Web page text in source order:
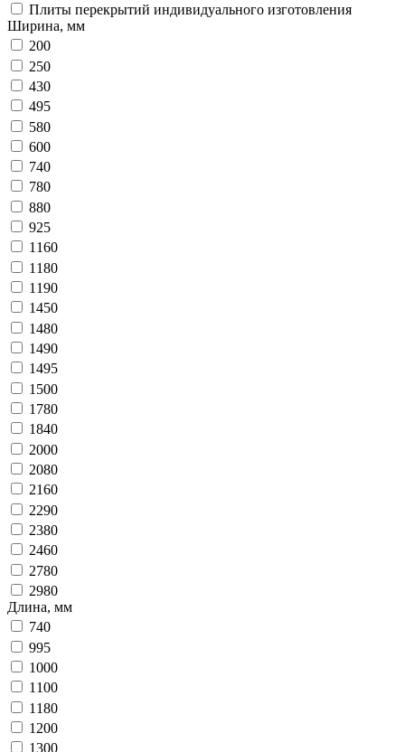
Плиты перекрытий индивидуального изготовления
Ширина, мм
200
250
430
495
580
600
740
780
880
925
1160
1180
1190
1450
1480
1490
1495
1500
1780
1840
2000
2080
2160
2290
2380
2460
2780
2980
Длина, мм
740
995
1000
1100
1180
1200
1300